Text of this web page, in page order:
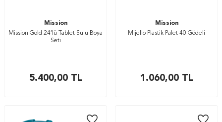
Mission
Mission Gold 24’lü Tablet Sulu Boya
Seti
5.400,00TL
Mission
Mijello Plastik Palet 40 Gödeli
1.060,00TL